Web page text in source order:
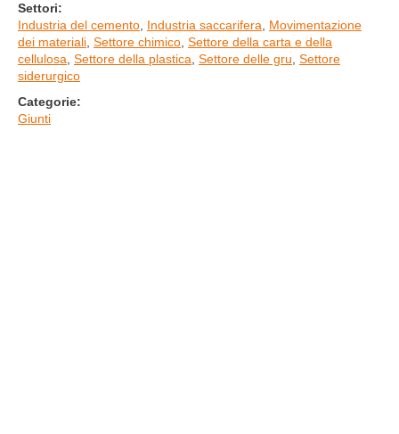
Settori:
Industria del cemento Industria saccarifera
Movimentazione
dei materiali Settore chimico Settore della carta e della
cellulosa Settore della plastica Settore delle gru Settore
siderurgico
Categorie:
Giunti